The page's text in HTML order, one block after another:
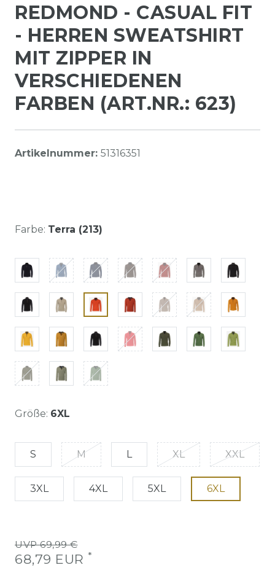
REDMOND - CASUAL FIT
- HERREN SWEATSHIRT
MIT ZIPPER IN
VERSCHIEDENEN
FARBEN (ART.NR.: 623)
Artikelnummer: 51316351
Farbe: Terra (213)
Größe: 6XL
S M L XL XXL
3XL 4XL 5XL 6XL
UVP 69,99 €
68,79 EUR *